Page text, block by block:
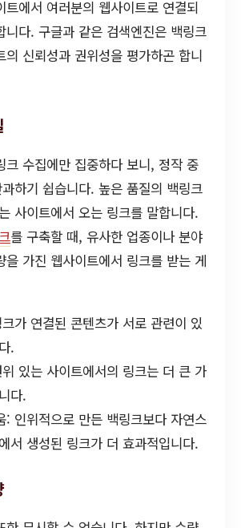
트에서 여러분의 웹사이트로 연결되
니다. 구글과 같은 검색엔진은 백링크
의 신뢰성과 권위성을 평가하곤 합니
크 수집에만 집중하다 보니, 정작 중
하기 쉽습니다. 높은 품질의 백링크
사이트에서 오는 링크를 말합니다.
를 구축할 때, 유사한 업종이나 분야
을 가진 웹사이트에서 링크를 받는 게
가 연결된 콘텐츠가 서로 관련이 있
.
있는 사이트에서의 링크는 더 큰 가
다.
: 인위적으로 만든 백링크보다 자연스
서 생성된 링크가 더 효과적입니다.